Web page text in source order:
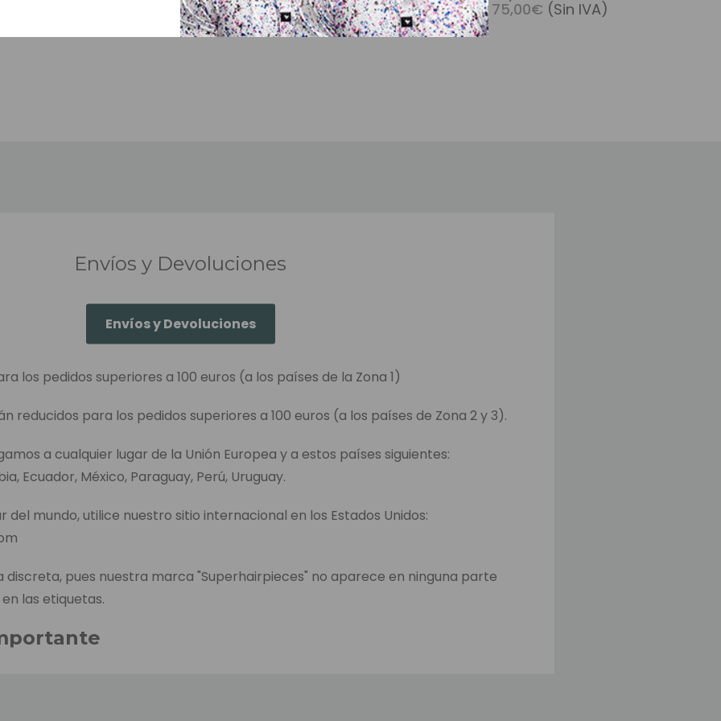
#52 36 Uds/bolsa
(Sin IVA) 9,00€ (Sin IVA) 75,00€ (Sin IVA)
Envíos y Devoluciones
Envíos y Devoluciones
los pedidos superiores a 100 euros (a los países de la Zona 1)
reducidos para los pedidos superiores a 100 euros (a los países de Zona 2 y 3).
a cualquier lugar de la Unión Europea y a estos países siguientes:
Ecuador, México, Paraguay, Perú, Uruguay.
del mundo, utilice nuestro sitio internacional en los Estados Unidos:
pues nuestra marca "Superhairpieces" no aparece en ninguna parte
las etiquetas.